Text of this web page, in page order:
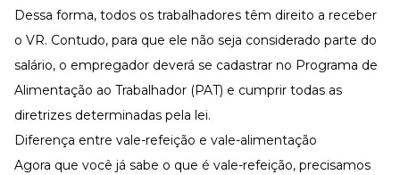
Dessa forma, todos os trabalhadores têm direito a receber
o VR. Contudo, para que ele não seja considerado parte do
salário, o empregador deverá se cadastrar no Programa de
Alimentação ao Trabalhador (PAT) e cumprir todas as
diretrizes determinadas pela lei.
Diferença entre vale-refeição e vale-alimentação
Agora que você já sabe o que é vale-refeição, precisamos